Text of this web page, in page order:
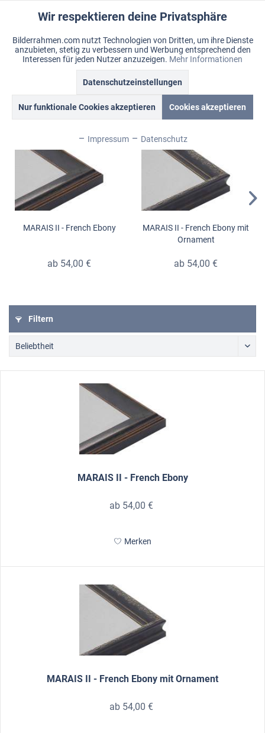
Warenkorb
Merkzettel Mein Konto
Menü
Topseller
MARAIS II - French Ebony
ab 54,00 €
MARAIS II - French Ebony mit
Ornament
ab 54,00 €
Filtern
MARAIS II - French Ebony
ab 54,00 €
Merken
MARAIS II - French Ebony mit Ornament
ab 54,00 €
Funktionale Aktiv
Marketing Inaktiv
Inaktiv
Service Inaktiv
Wir respektieren deine Privatsphäre
Bilderrahmen.com nutzt Technologien von Dritten, um ihre Dienste
anzubieten, stetig zu verbessern und Werbung entsprechend den
Interessen für jeden Nutzer anzuzeigen. Mehr Informationen
Datenschutzeinstellungen
Nur funktionale Cookies akzeptieren Cookies akzeptieren
Impressum Datenschutz